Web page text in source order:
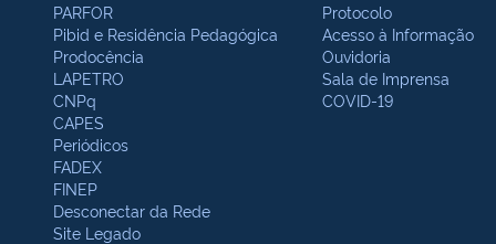
PARFOR
Pibid e Residência Pedagógica
Prodocência
LAPETRO
CNPq
CAPES
Periódicos
FADEX
FINEP
Desconectar da Rede
Site Legado
Protocolo
Acesso à Informação
Ouvidoria
Sala de Imprensa
COVID-19